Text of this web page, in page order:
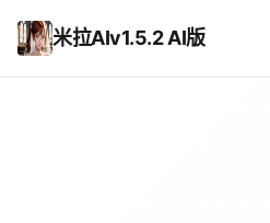
米拉AIv1.5.2 AI版